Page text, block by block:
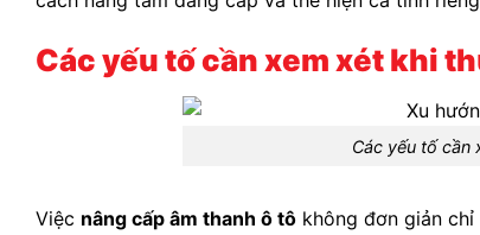
Các yếu tố cần xem xét khi
Các yếu tố cần
Việc nâng cấp âm thanh ô tô không đơn giản